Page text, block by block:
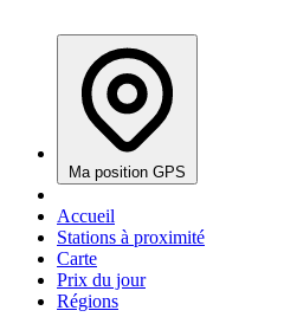
Ma position GPS
Accueil
Stations à proximité
Carte
Prix du jour
Régions